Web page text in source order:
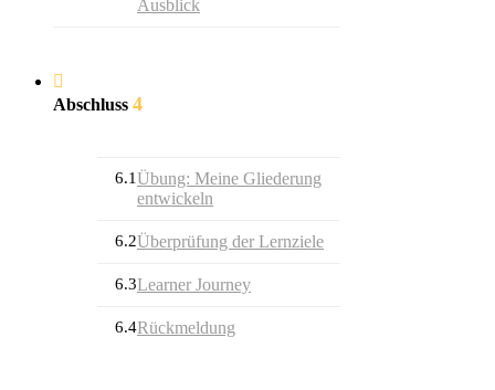
Ausblick
Abschluss 4
6.1Übung: Meine Gliederung
entwickeln
6.2Überprüfung der Lernziele
6.3Learner Journey
6.4Rückmeldung